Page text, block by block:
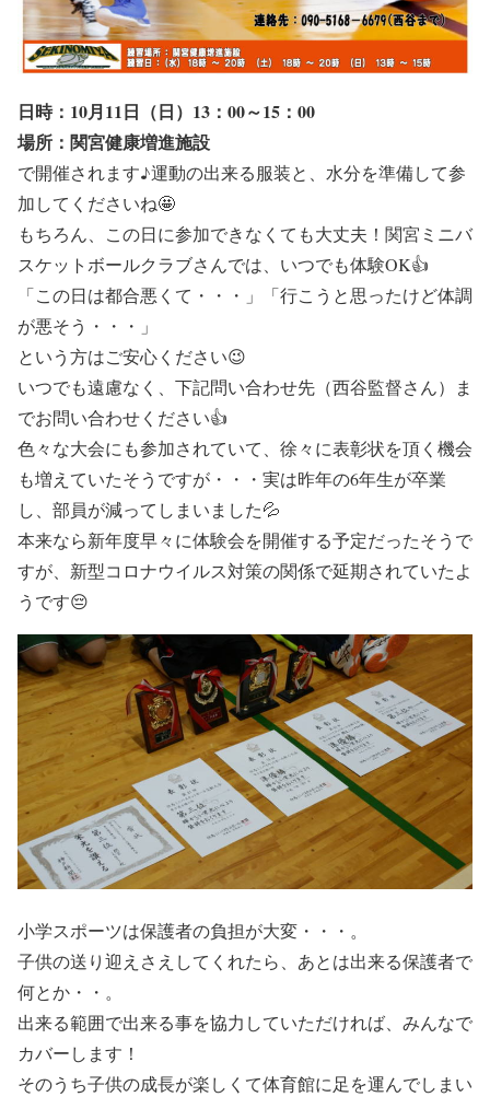
日時：10月11日（日）13：00～15：00
場所：関宮健康増進施設
で開催されます♪運動の出来る服装と、水分を準備して参
加してくださいね🤩
もちろん、この日に参加できなくても大丈夫！関宮ミニバ
スケットボールクラブさんでは、いつでも体験OK👍
「この日は都合悪くて・・・」「行こうと思ったけど体調
が悪そう・・・」
という方はご安心ください😉
いつでも遠慮なく、下記問い合わせ先（西谷監督さん）ま
でお問い合わせください👍
色々な大会にも参加されていて、徐々に表彰状を頂く機会
も増えていたそうですが・・・実は昨年の6年生が卒業
し、部員が減ってしまいました💦
本来なら新年度早々に体験会を開催する予定だったそうで
すが、新型コロナウイルス対策の関係で延期されていたよ
うです😔
小学スポーツは保護者の負担が大変・・・。
子供の送り迎えさえしてくれたら、あとは出来る保護者で
何とか・・。
出来る範囲で出来る事を協力していただければ、みんなで
カバーします！
そのうち子供の成長が楽しくて体育館に足を運んでしまい